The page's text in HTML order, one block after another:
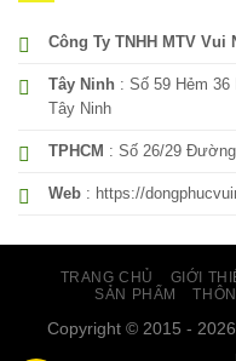
Công Ty TNHH MTV Vui
Tây Ninh : Số 59 Hẻm
Tây Ninh
TPHCM : Số 26/29
Web : https://
TRANG CHỦ GIỚI
SẢN PHẨM
Copyright © 2015 -